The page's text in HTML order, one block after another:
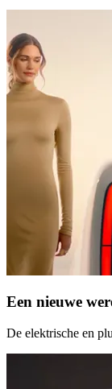
Een nieuwe
De elektrische en